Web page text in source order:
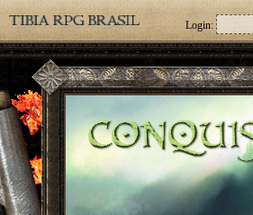
Login: